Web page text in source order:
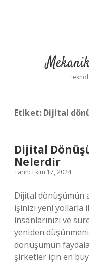
Etiket: Dijital
Dijital
Nelerdir
Tarih: Ekim 17, 2024
Dijital dönüşümün
işinizi yeni yollarla
insanlarınızı ve
yeniden
dönüşümün
şirketler için en